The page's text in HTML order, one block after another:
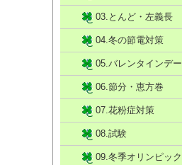
03.とんど・左義長
04.冬の節電対策
05.バレンタインデー
06.節分・恵方巻
07.花粉症対策
08.試験
09.冬季オリンピック